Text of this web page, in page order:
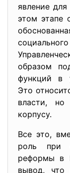
явление
этом этапе
образом
функций в
Это
власти,
корпусу.
Все это,
роль при
реформы в
вывод, что